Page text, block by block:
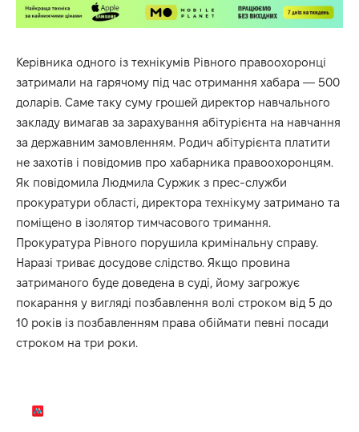
Керівника одного із технікумів Рівного правоохоронці
затримали на гарячому під час отримання хабара — 500
доларів. Саме таку суму грошей директор навчального
закладу вимагав за зарахування абітурієнта на навчання
за державним замовленням. Родич абітурієнта платити
не захотів і повідомив про хабарника правоохоронцям.
Як повідомила Людмила Суржик з прес-служби
прокуратури області, директора технікуму затримано та
поміщено в ізолятор тимчасового тримання.
Прокуратура Рівного порушила кримінальну справу.
Наразі триває досудове слідство. Якщо провина
затриманого буде доведена в суді, йому загрожує
покарання у вигляді позбавлення волі строком від 5 до
10 років із позбавленням права обіймати певні посади
строком на три роки.